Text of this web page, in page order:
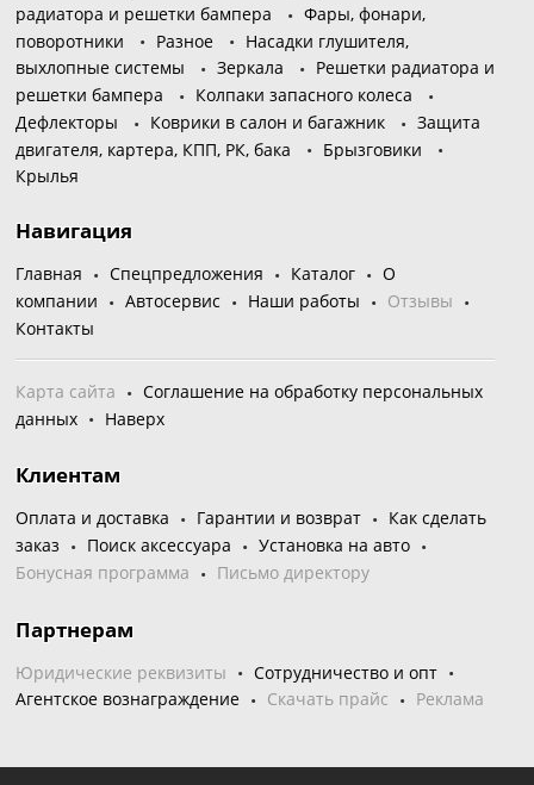
радиатора и решетки бампера
Фары, фонари,
поворотники
Разное
Насадки глушителя,
выхлопные системы
Зеркала
Решетки радиатора и
решетки бампера
Колпаки запасного колеса
Дефлекторы
Коврики в салон и багажник
Защита
двигателя, картера, КПП, РК, бака
Брызговики
Крылья
Навигация
Главная Спецпредложения Каталог
О
компании
Автосервис Наши работы
Отзывы
Контакты
Карта сайта
Соглашение на обработку персональных
данных
Наверх
Клиентам
Оплата и доставка Гарантии и возврат
Как сделать
заказ
Поиск аксессуара
Установка на авто
Бонусная программа
Письмо директору
Партнерам
Юридические реквизиты
Сотрудничество и опт
Агентское вознаграждение
Скачать прайс Реклама